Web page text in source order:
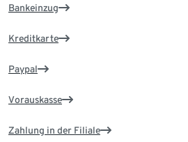
Bankeinzug
Kreditkarte
Paypal
Vorauskasse
Zahlung in der Filiale